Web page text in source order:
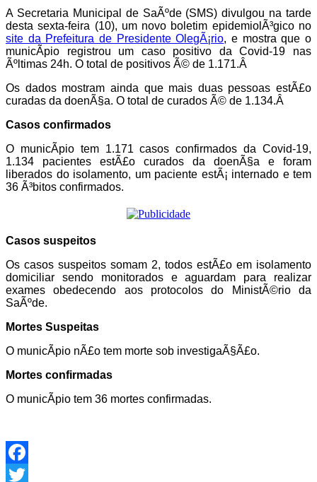
Link
Print
A Secretaria Municipal de SaÃºde (SMS) divulgou na tarde
desta sexta-feira (10), um novo boletim epidemiolÃ³gico no
site da Prefeitura de Presidente OlegÃ¡rio, e mostra que o
municÃ­pio registrou um caso positivo da Covid-19 nas
Ãºltimas 24h. O total de positivos Ã© de 1.171.Â
Os dados mostram ainda que mais duas pessoas estÃ£o
curadas da doenÃ§a. O total de curados Ã© de 1.134.Â
Casos confirmados
O municÃ­pio tem 1.171 casos confirmados da Covid-19,
1.134 pacientes estÃ£o curados da doenÃ§a e foram
liberados do isolamento, um paciente estÃ¡ internado e tem
36 Ã³bitos confirmados.
Casos suspeitos
Os casos suspeitos somam 2, todos estÃ£o em isolamento
domiciliar sendo monitorados e aguardam para realizar
exames obedecendo aos protocolos do MinistÃ©rio da
SaÃºde.
Mortes Suspeitas
O municÃ­pio nÃ£o tem morte sob investigaÃ§Ã£o.
Mortes confirmadas
O municÃ­pio tem 36 mortes confirmadas.
Facebook